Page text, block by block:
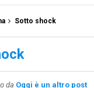
Sotto shock
da Oggi è un altro post